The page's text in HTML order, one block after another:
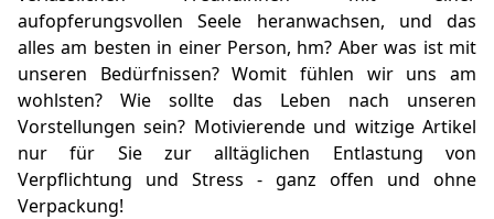
aufopferungsvollen Seele heranwachsen, und das
alles am besten in einer Person, hm? Aber was ist mit
unseren Bedürfnissen? Womit fühlen wir uns am
wohlsten? Wie sollte das Leben nach unseren
Vorstellungen sein? Motivierende und witzige Artikel
nur für Sie zur alltäglichen Entlastung von
Verpflichtung und Stress - ganz offen und ohne
Verpackung!